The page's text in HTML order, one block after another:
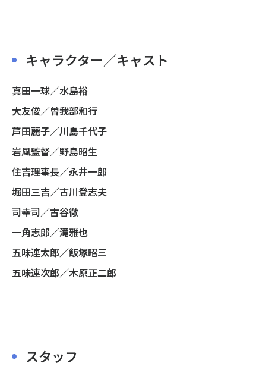
キャラクター／キャスト
真田一球／水島裕
大友俊／曽我部和行
芦田麗子／川島千代子
岩風監督／野島昭生
住吉理事長／永井一郎
堀田三吉／古川登志夫
司幸司／古谷徹
一角志郎／滝雅也
五味連太郎／飯塚昭三
五味連次郎／木原正二郎
スタッフ